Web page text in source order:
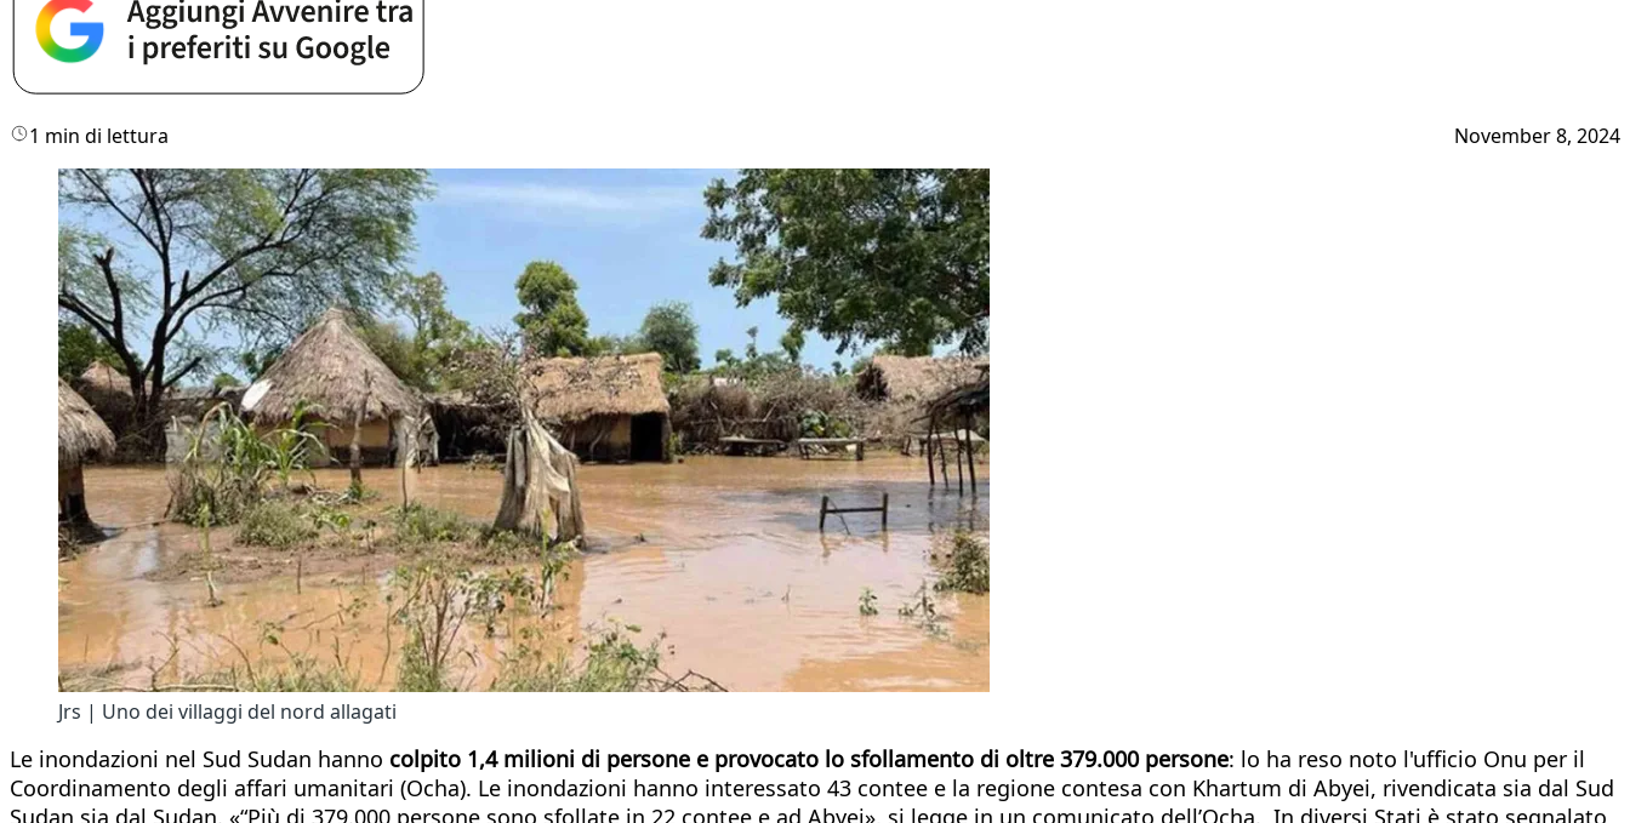
1 min di lettura November 8, 2024
Jrs | Uno dei villaggi del nord allagati
Le inondazioni nel Sud Sudan hanno colpito 1,4 milioni di persone e provocato lo sfollamento di oltre 379.000 persone: lo ha reso noto l'ufficio Onu per il
Coordinamento degli affari umanitari (Ocha). Le inondazioni hanno interessato 43 contee e la regione contesa con Khartum di Abyei, rivendicata sia dal Sud
Sudan sia dal Sudan. «“Più di 379.000 persone sono sfollate in 22 contee e ad Abyei», si legge in un comunicato dell’Ocha. ​ In diversi Stati è stato segnalato